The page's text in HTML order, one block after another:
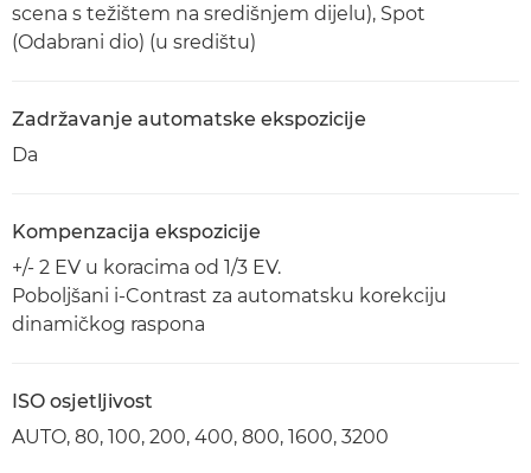
scena s težištem na središnjem dijelu), Spot
(Odabrani dio) (u središtu)
Zadržavanje automatske ekspozicije
Da
Kompenzacija ekspozicije
+/- 2 EV u koracima od 1/3 EV.
Poboljšani i-Contrast za automatsku korekciju
dinamičkog raspona
ISO osjetljivost
AUTO, 80, 100, 200, 400, 800, 1600, 3200